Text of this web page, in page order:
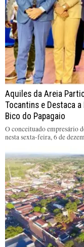
Aquiles da Areia
Tocantins e Destaca
Bico do Papagaio
O conceituado empresário
nesta sexta-feira, 6 de